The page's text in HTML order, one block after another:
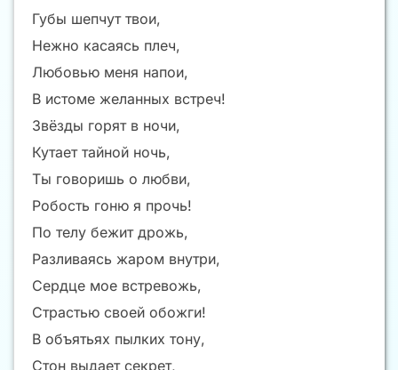
Губы шепчут твои,
Нежно касаясь плеч,
Любовью меня напои,
В истоме желанных встреч!
Звёзды горят в ночи,
Кутает тайной ночь,
Ты говоришь о любви,
Робость гоню я прочь!
По телу бежит дрожь,
Разливаясь жаром внутри,
Сердце мое встревожь,
Страстью своей обожги!
В объятьях пылких тону,
Стон выдает секрет,